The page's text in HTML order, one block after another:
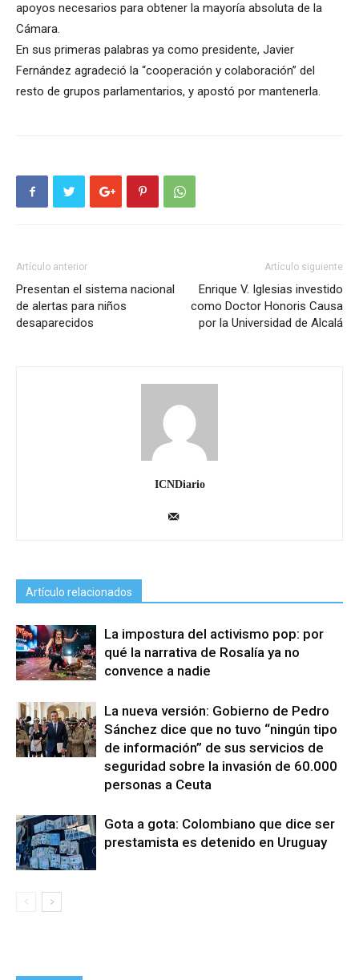
apoyos necesarios para obtener la mayoría absoluta de la
Cámara.
En sus primeras palabras ya como presidente, Javier
Fernández agradeció la “cooperación y colaboración” del
resto de grupos parlamentarios, y apostó por mantenerla.
Artículo anterior
Presentan el sistema nacional
de alertas para niños
desaparecidos
Artículo siguiente
Enrique V. Iglesias investido
como Doctor Honoris Causa
por la Universidad de Alcalá
ICNDiario
Artículo relacionados
La impostura del activismo pop: por
qué la narrativa de Rosalía ya no
convence a nadie
La nueva versión: Gobierno de Pedro
Sánchez dice que no tuvo “ningún tipo
de información” de sus servicios de
seguridad sobre la invasión de 60.000
personas a Ceuta
Gota a gota: Colombiano que dice ser
prestamista es detenido en Uruguay